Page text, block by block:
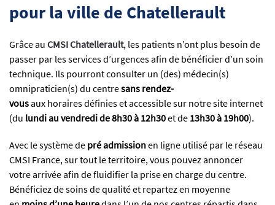
pour la ville de Chatellerault
Grâce au CMSI Chatellerault, les patients n’ont plus besoin de
passer par les services d’urgences afin de bénéficier d’un soin
technique. Ils pourront consulter un (des) médecin(s)
omnipraticien(s) du centresans rendez-
vousaux horaires définies et accessible sur notre site internet
(du lundi au vendredi de 8h30 à 12h30et de 13h30 à 19h00).
Avec le système de pré admissionen ligne utilisé par le réseau
CMSI France, sur tout le territoire, vous pouvez annoncer
votre arrivée afin de fluidifier la prise en charge du centre.
Bénéficiez de soins de qualité et repartez en moyenne